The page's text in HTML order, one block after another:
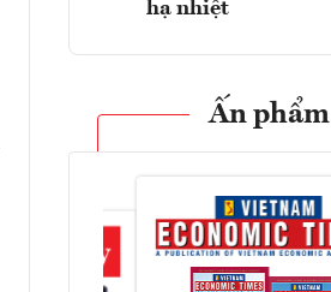
hạ nhiệt
Ấn phẩm